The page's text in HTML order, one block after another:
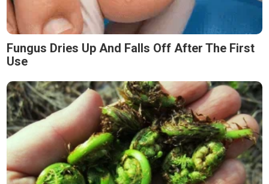
Fungus Dries Up And Falls Off After The First
Use